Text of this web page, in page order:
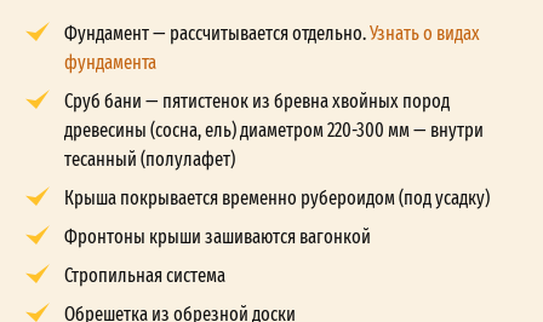
Фундамент — рассчитывается отдельно.Узнать о видах
фундамента
Сруб бани — пятистенок из бревна хвойных пород
древесины (сосна, ель) диаметром 220-300 мм — внутри
тесанный (полулафет)
Крыша покрывается временно рубероидом (под усадку)
Фронтоны крыши зашиваются вагонкой
Стропильная система
Обрешетка из обрезной доски